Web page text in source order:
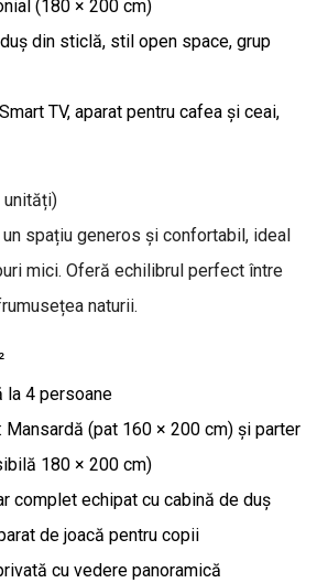
(180 × 200 cm)
din sticlă, stil open space, grup
TV, aparat pentru cafea și ceai,
unități)
spațiu generos și confortabil, ideal
mici. Oferă echilibrul perfect între
naturii.
la 4 persoane
Mansardă (pat 160 × 200 cm) și parter
180 × 200 cm)
complet echipat cu cabină de duș
de joacă pentru copii
cu vedere panoramică